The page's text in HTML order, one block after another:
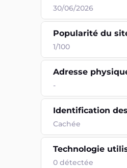
30/06/2026
Popularité du
1/100
Adresse
-
Identification
Cachée
Technologie
0 détectée